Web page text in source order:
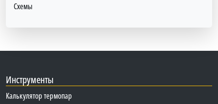
Схемы
Инструменты
Калькулятор термопар